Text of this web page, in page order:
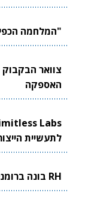
"המלחמה הכפילה פי 5 את שוק
האספקה
לתעשיית
RH בונה ברומניה תשתית ייצור ביטחוני ישראלית